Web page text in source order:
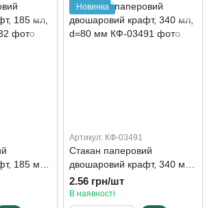
185 мл,
Новинка
Артикул: КФ-03491
Стакан паперовий
двошаровий крафт, 340 мл,
d=80 мм
2.56 грн/шт
В наявності